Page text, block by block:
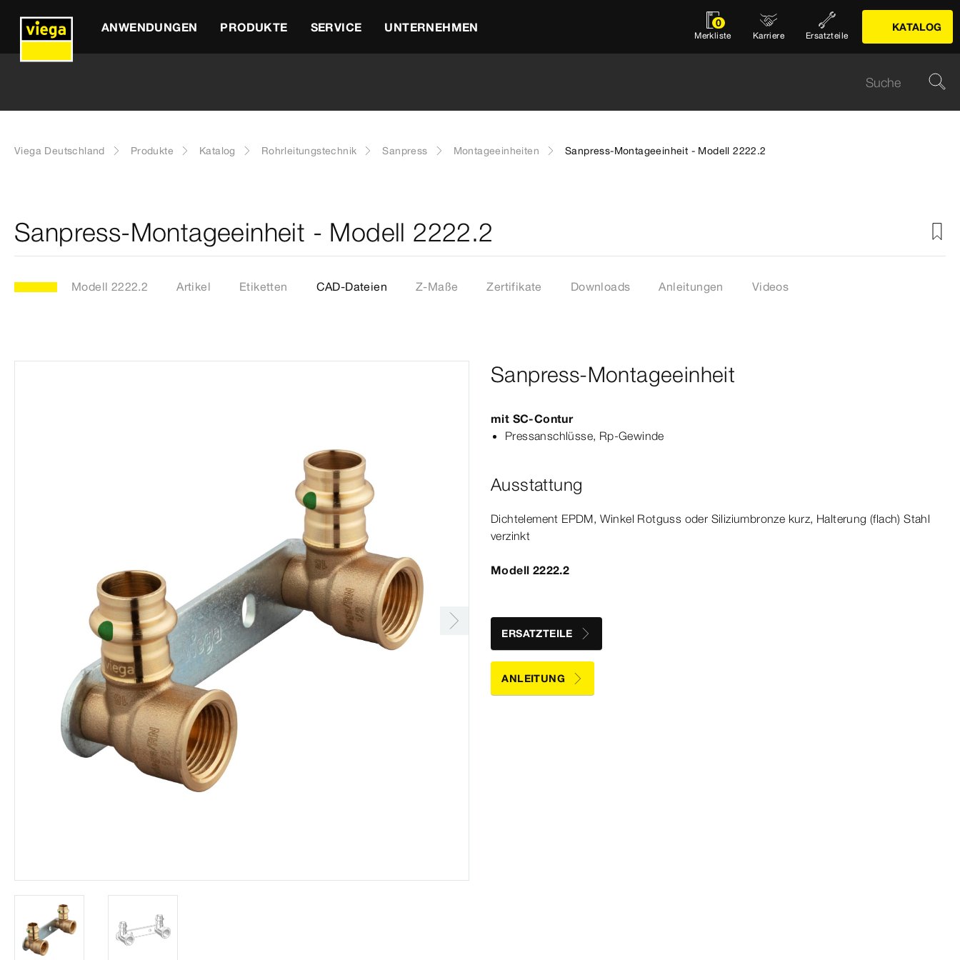
ANWENDUNGEN PRODUKTE SERVICE UNTERNEHMEN 0
Merkliste Karriere Ersatzteile
KATALOG
Viega Deutschland Produkte Katalog Rohrleitungstechnik Sanpress Montageeinheiten Sanpress-Montageeinheit - Modell 2222.2
Sanpress-Montageeinheit - Modell 2222.2
Modell 2222.2 Artikel Etiketten CAD-Dateien Z-Maße Zertifikate Downloads Anleitungen Videos
Sanpress-Montageeinheit
mit SC‑Contur
Pressanschlüsse, Rp‑Gewinde
Ausstattung
Dicht­element EPDM, Winkel Rotguss oder Siliziumbronze kurz, Halterung (flach) Stahl
verzinkt
Modell 2222.2
ERSATZTEILE
ANLEITUNG